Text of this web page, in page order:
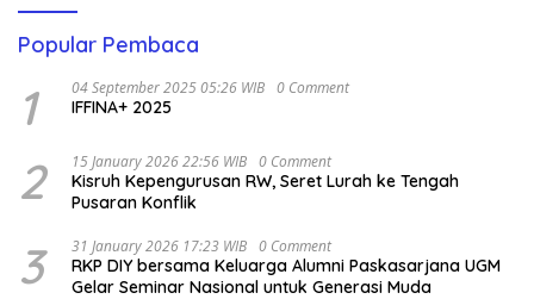
Popular Pembaca
1 04 September 2025 05:26 WIB 0 Comment
IFFINA+ 2025
2 15 January 2026 22:56 WIB 0 Comment
Kisruh Kepengurusan RW, Seret Lurah ke Tengah
Pusaran Konflik
3 31 January 2026 17:23 WIB 0 Comment
RKP DIY bersama Keluarga Alumni Paskasarjana UGM
Gelar Seminar Nasional untuk Generasi Muda